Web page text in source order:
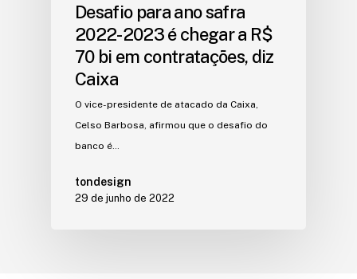
Desafio para ano safra
2022-2023 é chegar a R$
70 bi em contratações, diz
Caixa
O vice-presidente de atacado da Caixa,
Celso Barbosa, afirmou que o desafio do
banco é…
tondesign
29 de junho de 2022